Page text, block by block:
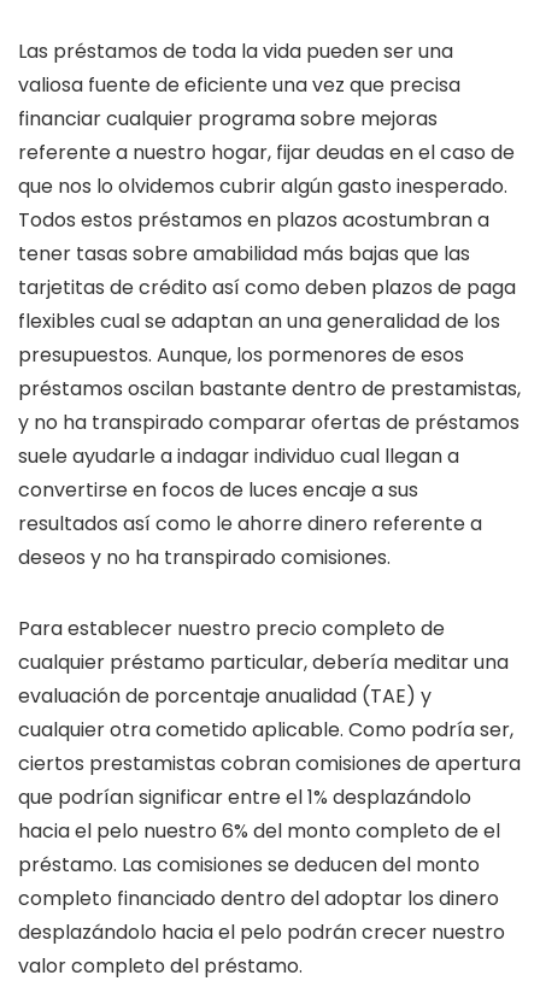
Las préstamos de toda la vida pueden ser una
valiosa fuente de eficiente una vez que precisa
financiar cualquier programa sobre mejoras
referente a nuestro hogar, fijar deudas en el caso de
que nos lo olvidemos cubrir algún gasto inesperado.
Todos estos préstamos en plazos acostumbran a
tener tasas sobre amabilidad más bajas que las
tarjetitas de crédito así­ como deben plazos de paga
flexibles cual se adaptan an una generalidad de los
presupuestos. Aunque, los pormenores de esos
préstamos oscilan bastante dentro de prestamistas,
y no ha transpirado comparar ofertas de préstamos
suele ayudarle a indagar individuo cual llegan a
convertirse en focos de luces encaje a sus
resultados así­ como le ahorre dinero referente a
deseos y no ha transpirado comisiones.
Para establecer nuestro precio completo de
cualquier préstamo particular, debería meditar una
evaluación de porcentaje anualidad (TAE) y
cualquier otra cometido aplicable. Como podrí­a ser,
ciertos prestamistas cobran comisiones de apertura
que podrían significar entre el 1% desplazándolo
hacia el pelo nuestro 6% del monto completo de el
préstamo. Las comisiones se deducen del monto
completo financiado dentro del adoptar los dinero
desplazándolo hacia el pelo podrán crecer nuestro
valor completo del préstamo.